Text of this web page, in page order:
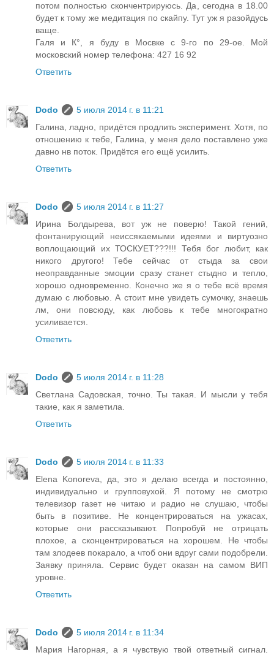
потом полностью скончентрируюсь. Да, сегодна в 18.00
будет к тому же медитация по скайпу. Тут уж я разойдусь
ваще.
Галя и К°, я буду в Мосвке с 9-го по 29-ое. Мой
московский номер телефона: 427 16 92
Ответить
Dodo
5 июля 2014 г. в 11:21
Галина, ладно, придётся продлить эксперимент. Хотя, по
отношению к тебе, Галина, у меня дело поставлено уже
давно нв поток. Придётся его ещё усилить.
Ответить
Dodo
5 июля 2014 г. в 11:27
Ирина Болдырева, вот уж не поверю! Такой гений,
фонтанирующий неиссякаемыми идеями и виртуозно
воплощающий их ТОСКУЕТ???!!! Тебя бог любит, как
никого другого! Тебе сейчас от стыда за свои
неоправданные эмоции сразу станет стыдно и тепло,
хорошо одновременно. Конечно же я о тебе всё время
думаю с любовью. А стоит мне увидеть сумочку, знаешь
лм, они повсюду, как любовь к тебе многократно
усиливается.
Ответить
Dodo
5 июля 2014 г. в 11:28
Светлана Садовская, точно. Ты такая. И мысли у тебя
такие, как я заметила.
Ответить
Dodo
5 июля 2014 г. в 11:33
Elena Konoreva, да, это я делаю всегда и постоянно,
индивидуально и групповухой. Я потому не смотрю
телевизор газет не читаю и радио не слушаю, чтобы
быть в позитиве. Не концентрироваться на ужасах,
которые они рассказывают. Попробуй не отрицать
плохое, а сконцентрироваться на хорошем. Не чтобы
там злодеев покарало, а чтоб они вдруг сами подобрели.
Заявку приняла. Сервис будет оказан на самом ВИП
уровне.
Ответить
Dodo
5 июля 2014 г. в 11:34
Мария Нагорная, а я чувствую твой ответный сигнал.